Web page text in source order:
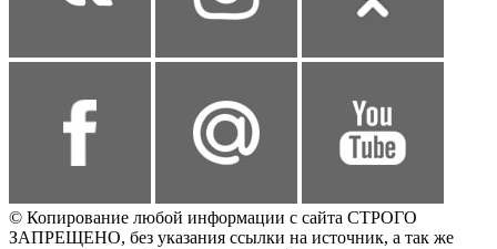
© Копирование любой информации с сайта СТРОГО
ЗАПРЕЩЕНО, без указания ссылки на источник, а так же